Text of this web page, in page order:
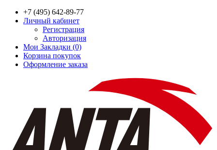
+7 (495) 642-89-77
Личный кабинет
Регистрация
Авторизация
Мои Закладки (0)
Корзина покупок
Оформление заказа